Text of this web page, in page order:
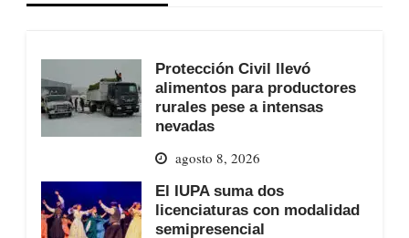
Protección Civil llevó
alimentos para productores
rurales pese a intensas
nevadas
agosto 8, 2026
El IUPA suma dos
licenciaturas con modalidad
semipresencial